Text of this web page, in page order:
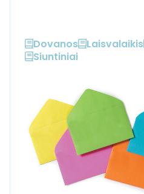
Dovanos Laisvalaikis
Siuntiniai